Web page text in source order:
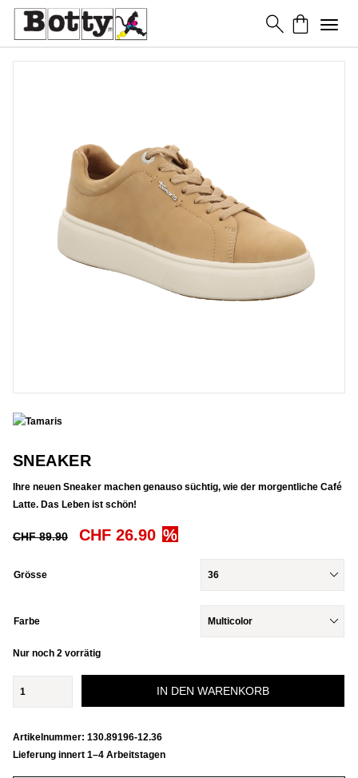
SNEAKER
Ihre neuen Sneaker machen genauso süchtig, wie der morgentliche Café
Latte. Das Leben ist schön!
CHF89.90
Ursprünglicher
CHF 26.90
CHF 26.90.
Grösse
Farbe
Nur noch 2 vorrätig
Sneaker
Menge
IN DEN WARENKORB
Artikelnummer: 130.89196-12.36
Lieferung innert 1–4 Arbeitstagen